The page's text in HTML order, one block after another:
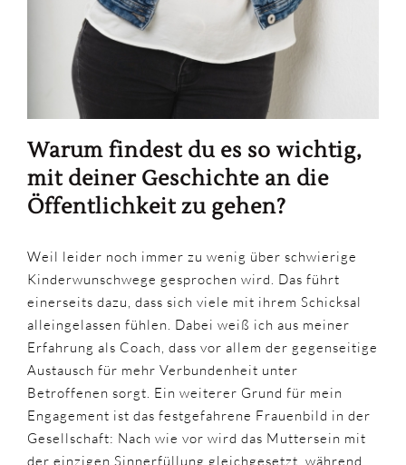
Warum findest du es so wichtig,
mit deiner Geschichte an die
Öffentlichkeit zu gehen?
Weil leider noch immer zu wenig über schwierige
Kinderwunschwege gesprochen wird. Das führt
einerseits dazu, dass sich viele mit ihrem Schicksal
alleingelassen fühlen. Dabei weiß ich aus meiner
Erfahrung als Coach, dass vor allem der gegenseitige
Austausch für mehr Verbundenheit unter
Betroffenen sorgt. Ein weiterer Grund für mein
Engagement ist das festgefahrene Frauenbild in der
Gesellschaft: Nach wie vor wird das Muttersein mit
der einzigen Sinnerfüllung gleichgesetzt, während